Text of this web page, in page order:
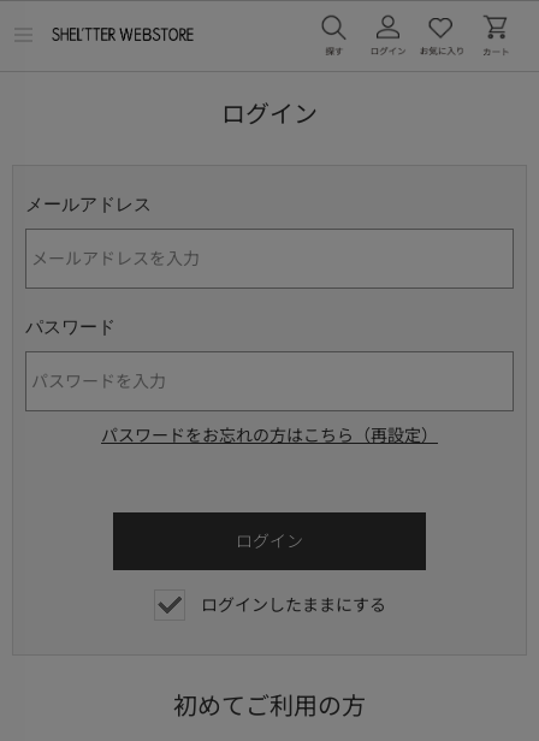
ログイン
メールアドレス
パスワード
パスワードをお忘れの方はこちら（再設定）
ログインしたままにする
初めてご利用の方